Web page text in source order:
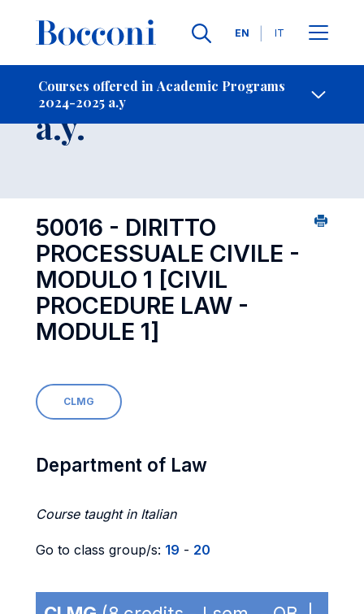
Languages
EN IT
Courses offered in Academic Programs
2024-2025 a.y
- Contact Us
Course 2024-2025
a.y.
50016 - DIRITTO
PROCESSUALE CIVILE -
MODULO 1 [CIVIL
PROCEDURE LAW -
MODULE 1]
CLMG
Department of Law
Course taught in Italian
Go to class group/s: 19 - 20